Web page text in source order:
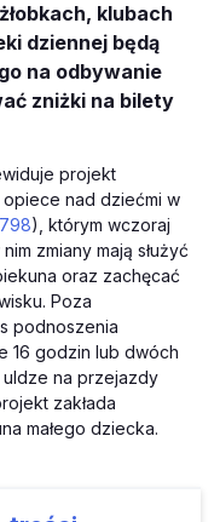
klubach
dziennej będą
na odbywanie
zniżki na bilety
projekt
opiece nad dziećmi w
), którym wczoraj
zmiany mają służyć
oraz zachęcać
Poza
podnoszenia
16 godzin lub dwóch
na przejazdy
zakłada
małego dziecka.